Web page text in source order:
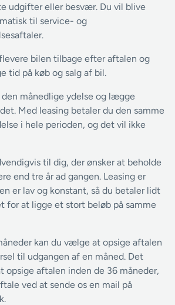
udgifter eller besvær. Du vil blive
til service- og
bilen tilbage efter aftalen og
tid på køb og salg af bil.
den månedlige ydelse og lægge
Med leasing betaler du den samme
i hele perioden, og det vil ikke
til dig, der ønsker at beholde
end tre år ad gangen. Leasing er
er lav og konstant, så du betaler lidt
for at ligge et stort beløb på samme
kan du vælge at opsige aftalen
til udgangen af en måned. Det
opsige aftalen inden de 36 måneder,
ved at sende os en mail på